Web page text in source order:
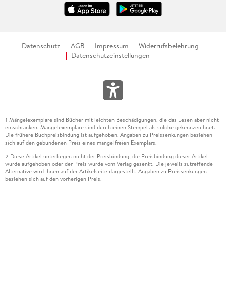
Datenschutz AGB Impressum
Widerrufsbelehrung
Datenschutzeinstellungen
1 Mängelexemplare sind Bücher mit leichten Beschädigungen, die das Lesen aber nicht
einschränken. Mängelexemplare sind durch einen Stempel als solche gekennzeichnet.
Die frühere Buchpreisbindung ist aufgehoben. Angaben zu Preissenkungen beziehen
sich auf den gebundenen Preis eines mangelfreien Exemplars.
2 Diese Artikel unterliegen nicht der Preisbindung, die Preisbindung dieser Artikel
wurde aufgehoben oder der Preis wurde vom Verlag gesenkt. Die jeweils zutreffende
Alternative wird Ihnen auf der Artikelseite dargestellt. Angaben zu Preissenkungen
beziehen sich auf den vorherigen Preis.